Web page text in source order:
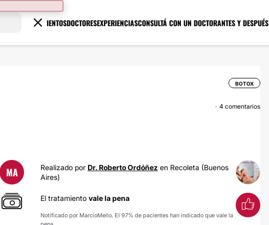
TRATAMIENTOSDOCTORESEXPERIENCIASCONSULTÁ CON UN DOCTORANTES Y DESPUÉS
BOTOX
4 comentarios
MA Realizado por Dr. Roberto Ordóñez en Recoleta (Buenos
Aires)
El tratamiento vale la pena
Notificado por MarcioMello. El 97% de pacientes han indicado que vale la